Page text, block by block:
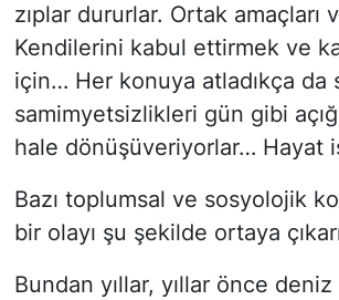
zıplar dururlar. Ortak amaçları
Kendilerini kabul ettirmek ve
için… Her konuya atladıkça da
samimyetsizlikleri gün gibi
hale dönüşüveriyorlar… Hayat
Bazı toplumsal ve sosyolojik
bir olayı şu şekilde ortaya
Bundan yıllar, yıllar önce deniz